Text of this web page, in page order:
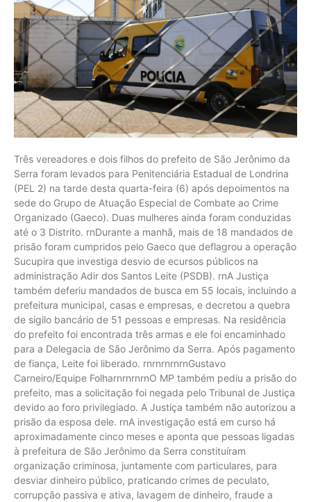
Três vereadores e dois filhos do prefeito de São Jerônimo da
Serra foram levados para Penitenciária Estadual de Londrina
(PEL 2) na tarde desta quarta-feira (6) após depoimentos na
sede do Grupo de Atuação Especial de Combate ao Crime
Organizado (Gaeco). Duas mulheres ainda foram conduzidas
até o 3 Distrito. rnDurante a manhã, mais de 18 mandados de
prisão foram cumpridos pelo Gaeco que deflagrou a operação
Sucupira que investiga desvio de ecursos públicos na
administração Adir dos Santos Leite (PSDB). rnA Justiça
também deferiu mandados de busca em 55 locais, incluindo a
prefeitura municipal, casas e empresas, e decretou a quebra
de sigilo bancário de 51 pessoas e empresas. Na residência
do prefeito foi encontrada três armas e ele foi encaminhado
para a Delegacia de São Jerônimo da Serra. Após pagamento
de fiança, Leite foi liberado. rnrnrnrnrnGustavo
Carneiro/Equipe FolharnrnrnrnO MP também pediu a prisão do
prefeito, mas a solicitação foi negada pelo Tribunal de Justiça
devido ao foro privilegiado. A Justiça também não autorizou a
prisão da esposa dele. rnA investigação está em curso há
aproximadamente cinco meses e aponta que pessoas ligadas
à prefeitura de São Jerônimo da Serra constituíram
organização criminosa, juntamente com particulares, para
desviar dinheiro público, praticando crimes de peculato,
corrupção passiva e ativa, lavagem de dinheiro, fraude a